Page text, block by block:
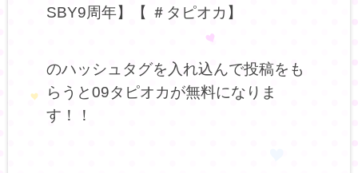
SBY9周年】【 ＃タピオカ】
のハッシュタグを入れ込んで投稿をも
らうと09タピオカが無料になりま
す！！